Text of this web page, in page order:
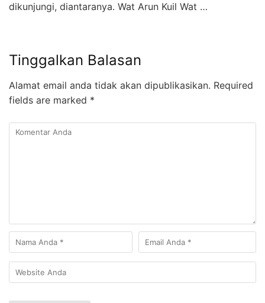
dikunjungi, diantaranya. Wat Arun Kuil Wat …
Tinggalkan Balasan
Alamat email anda tidak akan dipublikasikan. Required
fields are marked *